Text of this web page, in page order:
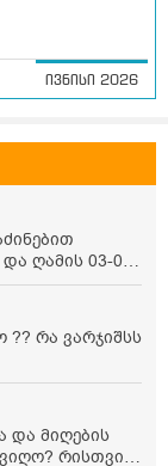
ივნისი 2026
ღამის 03-00
ამ
?? რა ვარჯიშსს
და მიღების
რისთვის